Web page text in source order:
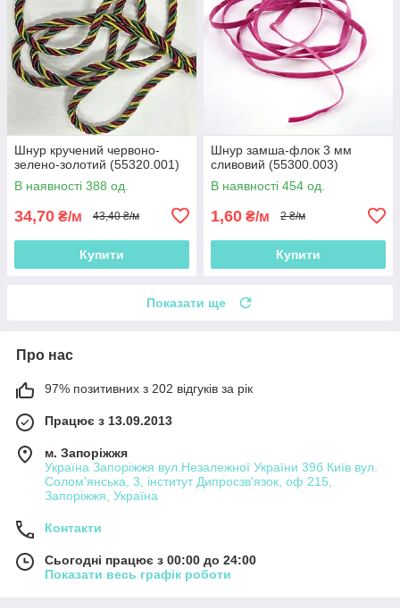
Шнур кручений червоно-
зелено-золотий (55320.001)
В наявності 388 од.
34,70 ₴/м 43,40 ₴/м
Купити
Шнур замша-флок 3 мм
сливовий (55300.003)
В наявності 454 од.
1,60 ₴/м 2 ₴/м
Купити
Показати ще
Про нас
97% позитивних з 202 відгуків за рік
Працює з 13.09.2013
м. Запоріжжя
Україна Запоріжжя вул.Незалежної України 39б Київ вул.
Солом'янська, 3, інститут Дипросзв'язок, оф 215,
Запоріжжя, Україна
Контакти
Сьогодні працює з 00:00 до 24:00
Показати весь графік роботи